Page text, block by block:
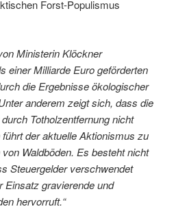
Forst-Populismus
Ministerin Klöckner
einer Milliarde Euro geförderten
die Ergebnisse ökologischer
anderem zeigt sich, dass die
Totholzentfernung nicht
der aktuelle Aktionismus zu
Waldböden. Es besteht nicht
Steuergelder verschwendet
Einsatz gravierende und
hervorruft.“